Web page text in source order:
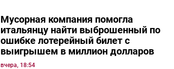
Мусорная компания помогла
итальянцу найти выброшенный по
ошибке лотерейный билет с
выигрышем в миллион долларов
вчера, 18:54